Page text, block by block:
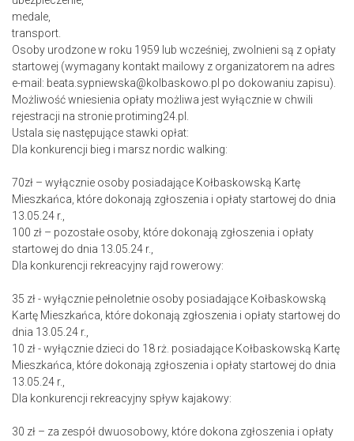
medale,
transport.
Osoby urodzone w roku 1959 lub wcześniej, zwolnieni są z opłaty
startowej (wymagany kontakt mailowy z organizatorem na adres
e-mail: beata.sypniewska@kolbaskowo.pl po dokowaniu zapisu).
Możliwość wniesienia opłaty możliwa jest wyłącznie w chwili
rejestracji na stronie protiming24.pl.
Ustala się następujące stawki opłat:
Dla konkurencji bieg i marsz nordic walking:
70zł – wyłącznie osoby posiadające Kołbaskowską Kartę
Mieszkańca, które dokonają zgłoszenia i opłaty startowej do dnia
13.05.24 r.,
100 zł – pozostałe osoby, które dokonają zgłoszenia i opłaty
startowej do dnia 13.05.24 r.,
Dla konkurencji rekreacyjny rajd rowerowy:
35 zł - wyłącznie pełnoletnie osoby posiadające Kołbaskowską
Kartę Mieszkańca, które dokonają zgłoszenia i opłaty startowej do
dnia 13.05.24 r.,
10 zł - wyłącznie dzieci do 18 rż. posiadające Kołbaskowską Kartę
Mieszkańca, które dokonają zgłoszenia i opłaty startowej do dnia
13.05.24 r.,
Dla konkurencji rekreacyjny spływ kajakowy:
30 zł – za zespół dwuosobowy, które dokona zgłoszenia i opłaty